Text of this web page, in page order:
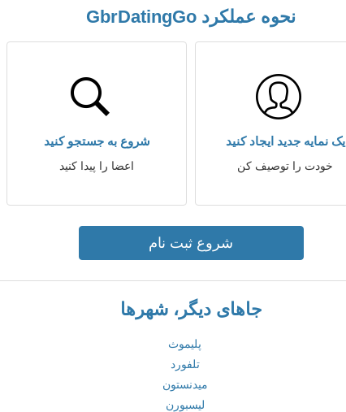
نحوه عملکرد GbrDatingGo
یک نمایه جدید ایجاد کنید
خودت را توصیف کن
شروع به جستجو کنید
اعضا را پیدا کنید
شروع ثبت نام
جاهای دیگر، شهرها
پلیموث
تلفورد
میدنستون
لیسبورن